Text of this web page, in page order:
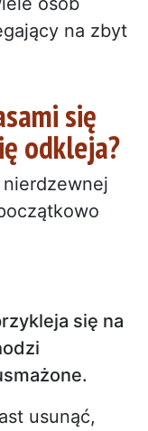
na zbyt
się
odkleja?
się na
usunąć,